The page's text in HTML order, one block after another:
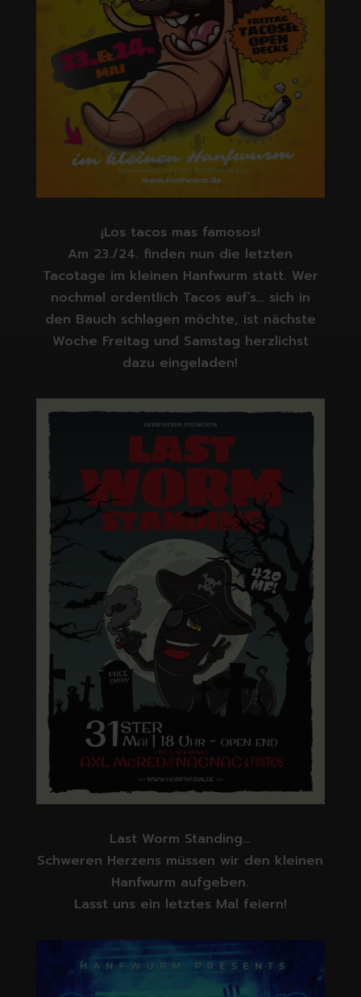
¡Los tacos mas famosos!
Am 23./24. finden nun die letzten
Tacotage im kleinen Hanfwurm statt. Wer
nochmal ordentlich Tacos auf’s… sich in
den Bauch schlagen möchte, ist nächste
Woche Freitag und Samstag herzlichst
dazu eingeladen!
Last Worm Standing…
Schweren Herzens müssen wir den kleinen
Hanfwurm aufgeben.
Lasst uns ein letztes Mal feiern!